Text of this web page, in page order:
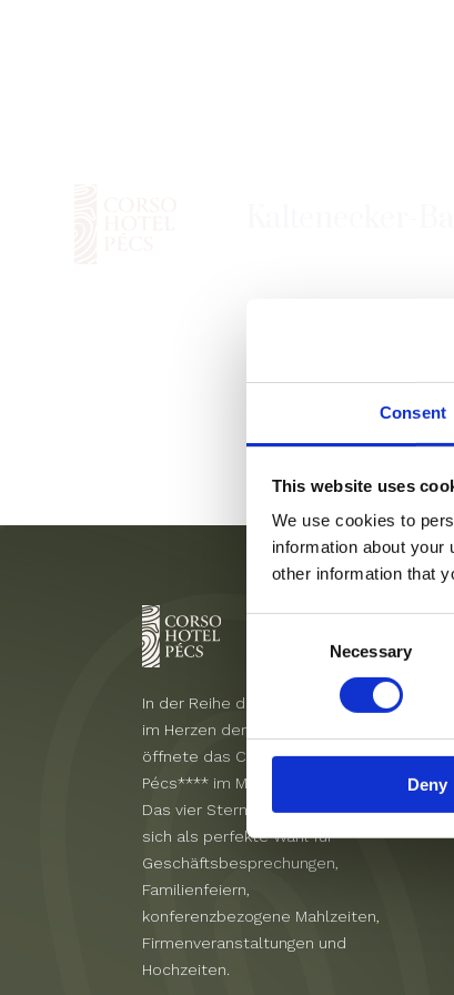
Consent
This website uses
We use cookies to
information about
other information that
Necessary
Deny
Kaltenecker-
In der Reihe der Hotels in Pécs,
im Herzen der Kulturhauptstadt,
öffnete das Corso Hotel
Pécs**** im Mai 2010 seine Türen.
Das vier Sterne Hotel erweist
sich als perfekte Wahl für
Geschäftsbesprechungen,
Familienfeiern,
konferenzbezogene Mahlzeiten,
Firmenveranstaltungen und
Hochzeiten.